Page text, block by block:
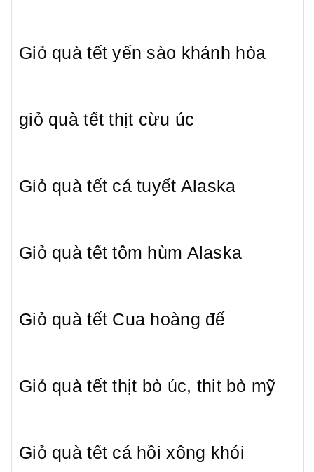
Giỏ quà tết yến sào khánh hòa
giỏ quà tết thịt cừu úc
Giỏ quà tết cá tuyết Alaska
Giỏ quà tết tôm hùm Alaska
Giỏ quà tết Cua hoàng đế
Giỏ quà tết thịt bò úc, thit bò mỹ
Giỏ quà tết cá hồi xông khói